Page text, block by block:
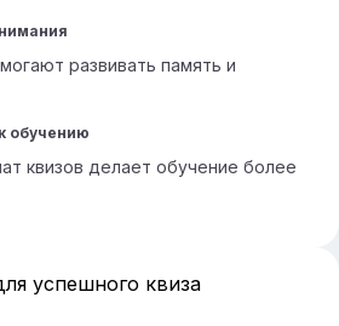
развивать память и
обучению
квизов делает обучение более